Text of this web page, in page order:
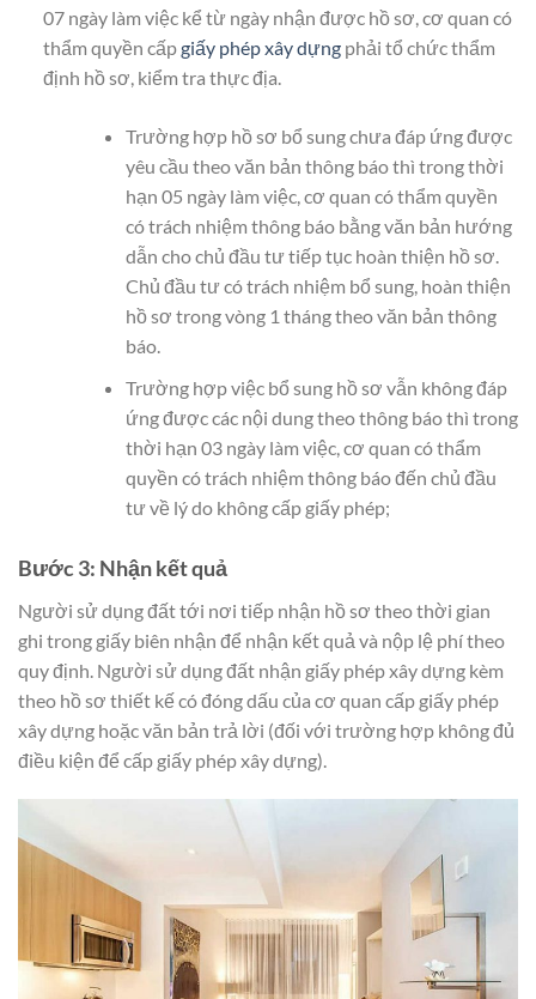
07 ngày làm việc kể từ ngày nhận được hồ sơ, cơ quan có
thẩm quyền cấpgiấy phép xây dựngphải tổ chức thẩm
định hồ sơ, kiểm tra thực địa.
Trường hợp hồ sơ bổ sung chưa đáp ứng được
yêu cầu theo văn bản thông báo thì trong thời
hạn 05 ngày làm việc, cơ quan có thẩm quyền
có trách nhiệm thông báo bằng văn bản hướng
dẫn cho chủ đầu tư tiếp tục hoàn thiện hồ sơ.
Chủ đầu tư có trách nhiệm bổ sung, hoàn thiện
hồ sơ trong vòng 1 tháng theo văn bản thông
báo.
Trường hợp việc bổ sung hồ sơ vẫn không đáp
ứng được các nội dung theo thông báo thì trong
thời hạn 03 ngày làm việc, cơ quan có thẩm
quyền có trách nhiệm thông báo đến chủ đầu
tư về lý do không cấp giấy phép;
Bước 3: Nhận kết quả
Người sử dụng đất tới nơi tiếp nhận hồ sơ theo thời gian
ghi trong giấy biên nhận để nhận kết quả và nộp lệ phí theo
quy định. Người sử dụng đất nhận giấy phép xây dựng kèm
theo hồ sơ thiết kế có đóng dấu của cơ quan cấp giấy phép
xây dựng hoặc văn bản trả lời (đối với trường hợp không đủ
điều kiện để cấp giấy phép xây dựng).